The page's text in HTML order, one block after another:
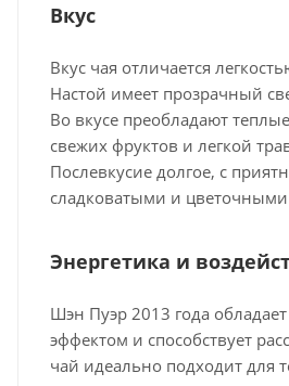
Вкус
Вкус чая отличается
Настой имеет прозрачный
Во вкусе преобладают
свежих фруктов и легкой
Послевкусие долгое, с
сладковатыми и
Энергетика и
Шэн Пуэр 2013 года
эффектом и способствует
чай идеально подходит для